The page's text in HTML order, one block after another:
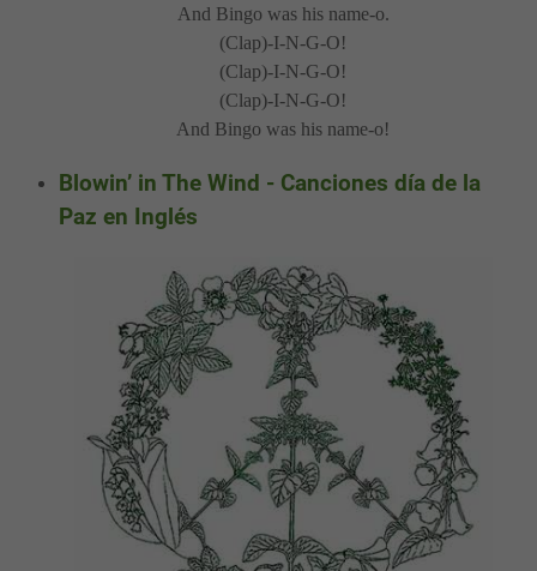
And Bingo was his name-o.
(Clap)-I-N-G-O!
(Clap)-I-N-G-O!
(Clap)-I-N-G-O!
And Bingo was his name-o!
Blowin’ in The Wind - Canciones día de la
Paz en Inglés